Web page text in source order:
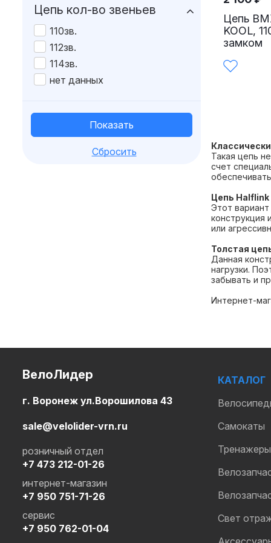
Цепь
KOOL,
замком
Такая цепь
счет
Цепь Halflink
Этот
конструкция
или
Толстая
Данная
нагрузки.
забывать и
Интернет-
Цепь кол-во звеньев
110зв.
112зв.
114зв.
нет данных
Сбросить
ВелоЛидер
г. Воронеж ул.Ворошилова 43
sale@velolider-vrn.ru
+7 473 212-01-26
розничный отдел
+7 950 751-71-26
интернет-магазин
+7 950 762-01-04
сервис
КАТАЛОГ
Самокаты
Тренажеры
Свет